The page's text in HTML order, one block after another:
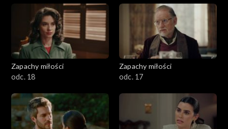
Zapachy miłości
odc. 18
Zapachy miłości
odc. 17